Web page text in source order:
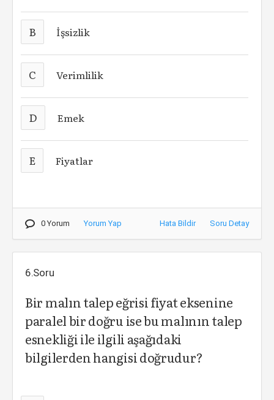
B İşsizlik
C Verimlilik
D Emek
E Fiyatlar
0 Yorum Yorum Yap Hata Bildir Soru Detay
6.Soru
Bir malın talep eğrisi fiyat eksenine
paralel bir doğru ise bu malının talep
esnekliği ile ilgili aşağıdaki
bilgilerden hangisi doğrudur?